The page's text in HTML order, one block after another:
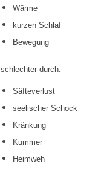
Wärme
kurzen Schlaf
Bewegung
schlechter durch:
Säfteverlust
seelischer Schock
Kränkung
Kummer
Heimweh